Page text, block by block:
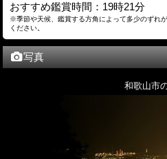
おすすめ鑑賞時間：19時21分
※季節や天候、鑑賞する方角によって多少のずれ
ください。
写真
和歌山市